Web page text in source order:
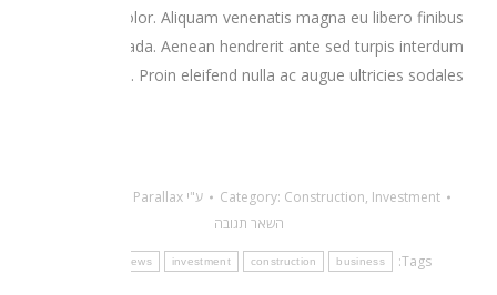
nec dolor. Aliquam venenatis magna eu libero finibus
malesuada. Aenean hendrerit ante sed turpis interdum
consequat. Proin eleifend nulla ac augue ultricies sodales.
Category: Construction, Investment ע"יParallax
השאר תגובה
Tags:
business
construction
investment
news